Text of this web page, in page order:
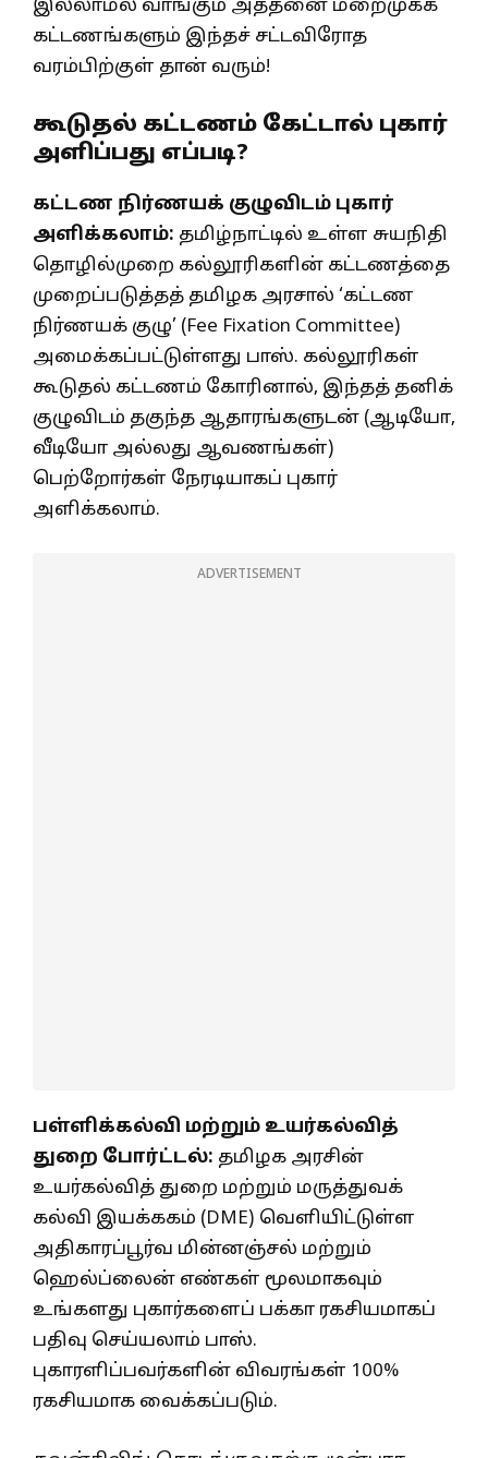
இல்லாமல் வாங்கும் அத்தனை மறைமுகக்
கட்டணங்களும் இந்தச் சட்டவிரோத
வரம்பிற்குள் தான் வரும்!
கூடுதல் கட்டணம் கேட்டால் புகார்
அளிப்பது எப்படி?
கட்டண நிர்ணயக் குழுவிடம் புகார்
அளிக்கலாம்: தமிழ்நாட்டில் உள்ள சுயநிதி
தொழில்முறை கல்லூரிகளின் கட்டணத்தை
முறைப்படுத்தத் தமிழக அரசால் ‘கட்டண
நிர்ணயக் குழு’ (Fee Fixation Committee)
அமைக்கப்பட்டுள்ளது பாஸ். கல்லூரிகள்
கூடுதல் கட்டணம் கோரினால், இந்தத் தனிக்
குழுவிடம் தகுந்த ஆதாரங்களுடன் (ஆடியோ,
வீடியோ அல்லது ஆவணங்கள்)
பெற்றோர்கள் நேரடியாகப் புகார்
அளிக்கலாம்.
ADVERTISEMENT
பள்ளிக்கல்வி மற்றும் உயர்கல்வித்
துறை போர்ட்டல்: தமிழக அரசின்
உயர்கல்வித் துறை மற்றும் மருத்துவக்
கல்வி இயக்ககம் (DME) வெளியிட்டுள்ள
அதிகாரப்பூர்வ மின்னஞ்சல் மற்றும்
ஹெல்ப்லைன் எண்கள் மூலமாகவும்
உங்களது புகார்களைப் பக்கா ரகசியமாகப்
பதிவு செய்யலாம் பாஸ்.
புகாரளிப்பவர்களின் விவரங்கள் 100%
ரகசியமாக வைக்கப்படும்.